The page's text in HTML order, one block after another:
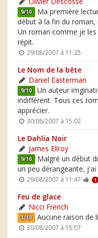
9/10 Ma première
début à la fin du
Un roman comme je
répit.
29/08/2007 à 11:25
Le Nom de la bête
Daniel Easterman
9/10 Un auteur
indifférent. Tous ces
apprécier.
30/08/2007 à 15:02
Le Dahlia Noir
James Ellroy
9/10 Malgré un début
un peu dérangeante,
29/08/2007 à 11:47 1
Feu de glace
Nicci French
3/10 Aucune raison de
30/08/2007 à 15:07